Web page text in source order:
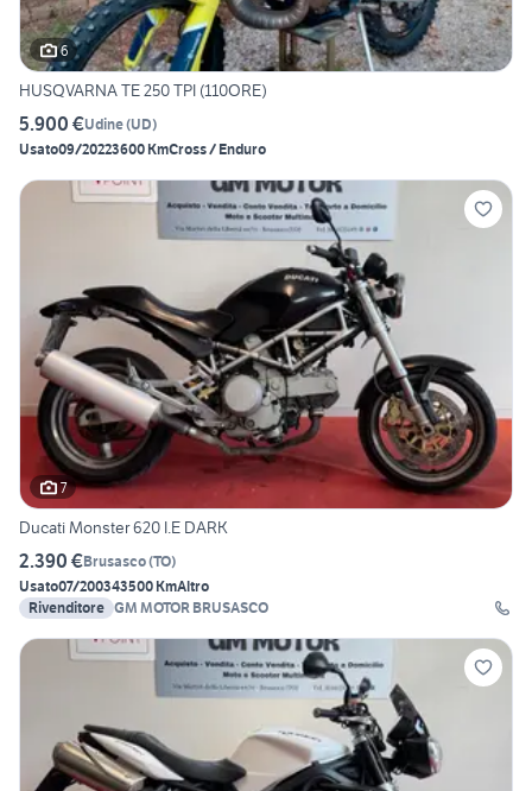
6
HUSQVARNA TE 250 TPI (110ORE)
5.900 €Udine(UD)
Usato09/20223600 KmCross / Enduro
7
Ducati Monster 620 I.E DARK
2.390 €Brusasco(TO)
Usato07/200343500 KmAltro
Rivenditore GM MOTOR BRUSASCO